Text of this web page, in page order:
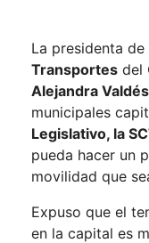
La presidenta de
Transportes del
Alejandra
municipales
Legislativo, la
pueda hacer un
movilidad que
Expuso que el
en la capital es